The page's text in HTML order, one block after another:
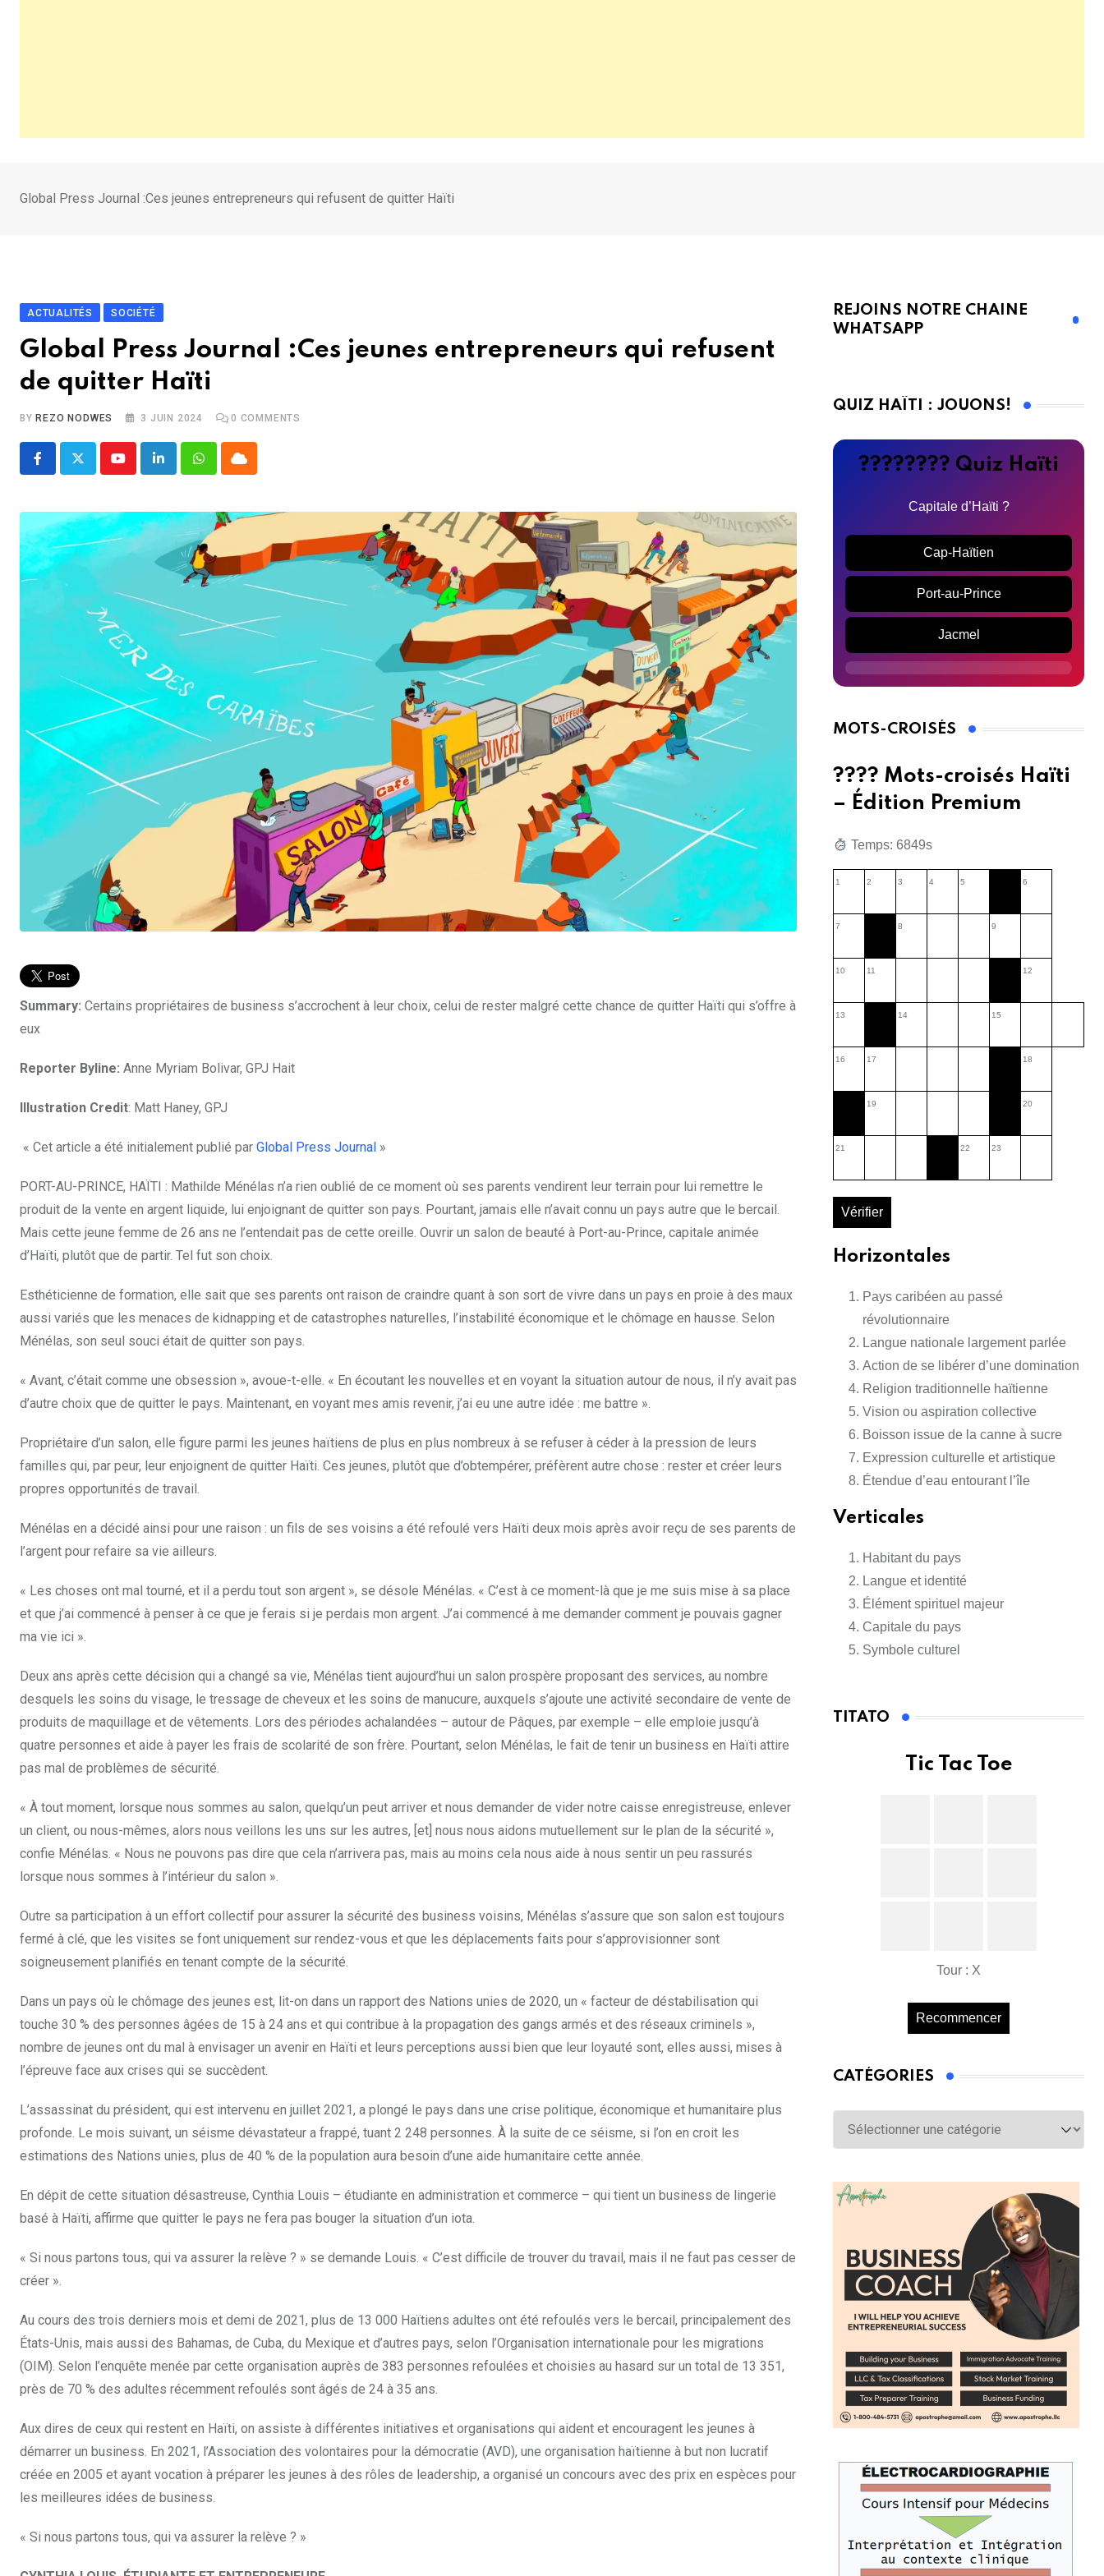
Global Press Journal :Ces jeunes entrepreneurs qui refusent de quitter Haïti
ACTUALITÉS SOCIÉTÉ
Global Press Journal :Ces jeunes entrepreneurs qui refusent
de quitter Haïti
BY REZO NODWES 3 JUIN 2024 0 COMMENTS
YoutubeLinkedInWhatsappCloud
Summary: Certains propriétaires de business s’accrochent à leur choix, celui de rester malgré cette chance de quitter Haïti qui s’offre à
eux
Reporter Byline: Anne Myriam Bolivar, GPJ Hait
Illustration Credit: Matt Haney, GPJ
« Cet article a été initialement publié par Global Press Journal »
PORT-AU-PRINCE, HAÏTI : Mathilde Ménélas n’a rien oublié de ce moment où ses parents vendirent leur terrain pour lui remettre le
produit de la vente en argent liquide, lui enjoignant de quitter son pays. Pourtant, jamais elle n’avait connu un pays autre que le bercail.
Mais cette jeune femme de 26 ans ne l’entendait pas de cette oreille. Ouvrir un salon de beauté à Port-au-Prince, capitale animée
d’Haïti, plutôt que de partir. Tel fut son choix.
Esthéticienne de formation, elle sait que ses parents ont raison de craindre quant à son sort de vivre dans un pays en proie à des maux
aussi variés que les menaces de kidnapping et de catastrophes naturelles, l’instabilité économique et le chômage en hausse. Selon
Ménélas, son seul souci était de quitter son pays.
« Avant, c’était comme une obsession », avoue-t-elle. « En écoutant les nouvelles et en voyant la situation autour de nous, il n’y avait pas
d’autre choix que de quitter le pays. Maintenant, en voyant mes amis revenir, j’ai eu une autre idée : me battre ».
Propriétaire d’un salon, elle figure parmi les jeunes haïtiens de plus en plus nombreux à se refuser à céder à la pression de leurs
familles qui, par peur, leur enjoignent de quitter Haïti. Ces jeunes, plutôt que d’obtempérer, préfèrent autre chose : rester et créer leurs
propres opportunités de travail.
Ménélas en a décidé ainsi pour une raison : un fils de ses voisins a été refoulé vers Haïti deux mois après avoir reçu de ses parents de
l’argent pour refaire sa vie ailleurs.
« Les choses ont mal tourné, et il a perdu tout son argent », se désole Ménélas. « C’est à ce moment-là que je me suis mise à sa place
et que j’ai commencé à penser à ce que je ferais si je perdais mon argent. J’ai commencé à me demander comment je pouvais gagner
ma vie ici ».
Deux ans après cette décision qui a changé sa vie, Ménélas tient aujourd’hui un salon prospère proposant des services, au nombre
desquels les soins du visage, le tressage de cheveux et les soins de manucure, auxquels s’ajoute une activité secondaire de vente de
produits de maquillage et de vêtements. Lors des périodes achalandées – autour de Pâques, par exemple – elle emploie jusqu’à
quatre personnes et aide à payer les frais de scolarité de son frère. Pourtant, selon Ménélas, le fait de tenir un business en Haïti attire
pas mal de problèmes de sécurité.
« À tout moment, lorsque nous sommes au salon, quelqu’un peut arriver et nous demander de vider notre caisse enregistreuse, enlever
un client, ou nous-mêmes, alors nous veillons les uns sur les autres, [et] nous nous aidons mutuellement sur le plan de la sécurité »,
confie Ménélas. « Nous ne pouvons pas dire que cela n’arrivera pas, mais au moins cela nous aide à nous sentir un peu rassurés
lorsque nous sommes à l’intérieur du salon ».
Outre sa participation à un effort collectif pour assurer la sécurité des business voisins, Ménélas s’assure que son salon est toujours
fermé à clé, que les visites se font uniquement sur rendez-vous et que les déplacements faits pour s’approvisionner sont
soigneusement planifiés en tenant compte de la sécurité.
Dans un pays où le chômage des jeunes est, lit-on dans un rapport des Nations unies de 2020, un « facteur de déstabilisation qui
touche 30 % des personnes âgées de 15 à 24 ans et qui contribue à la propagation des gangs armés et des réseaux criminels »,
nombre de jeunes ont du mal à envisager un avenir en Haïti et leurs perceptions aussi bien que leur loyauté sont, elles aussi, mises à
l’épreuve face aux crises qui se succèdent.
L’assassinat du président, qui est intervenu en juillet 2021, a plongé le pays dans une crise politique, économique et humanitaire plus
profonde. Le mois suivant, un séisme dévastateur a frappé, tuant 2 248 personnes. À la suite de ce séisme, si l’on en croit les
estimations des Nations unies, plus de 40 % de la population aura besoin d’une aide humanitaire cette année.
En dépit de cette situation désastreuse, Cynthia Louis – étudiante en administration et commerce – qui tient un business de lingerie
basé à Haïti, affirme que quitter le pays ne fera pas bouger la situation d’un iota.
« Si nous partons tous, qui va assurer la relève ? » se demande Louis. « C’est difficile de trouver du travail, mais il ne faut pas cesser de
créer ».
Au cours des trois derniers mois et demi de 2021, plus de 13 000 Haïtiens adultes ont été refoulés vers le bercail, principalement des
États-Unis, mais aussi des Bahamas, de Cuba, du Mexique et d’autres pays, selon l’Organisation internationale pour les migrations
(OIM). Selon l’enquête menée par cette organisation auprès de 383 personnes refoulées et choisies au hasard sur un total de 13 351,
près de 70 % des adultes récemment refoulés sont âgés de 24 à 35 ans.
Aux dires de ceux qui restent en Haïti, on assiste à différentes initiatives et organisations qui aident et encouragent les jeunes à
démarrer un business. En 2021, l’Association des volontaires pour la démocratie (AVD), une organisation haïtienne à but non lucratif
créée en 2005 et ayant vocation à préparer les jeunes à des rôles de leadership, a organisé un concours avec des prix en espèces pour
les meilleures idées de business.
« Si nous partons tous, qui va assurer la relève ? »
REJOINS NOTRE CHAINE
WHATSAPP
QUIZ HAÏTI : JOUONS!
???????? Quiz Haïti
Capitale d’Haïti ?
Cap-Haïtien
Port-au-Prince
Jacmel
MOTS-CROISÉS
???? Mots-croisés Haïti
– Édition Premium
Temps: 3451s
1 2 3 4 5 6
7 8 9
10 11 12
13 14 15
16 17 18
19 20
21 22 23
Vérifier
Horizontales
Pays caribéen au passé
révolutionnaire
Langue nationale largement parlée
Action de se libérer d’une domination
Religion traditionnelle haïtienne
Vision ou aspiration collective
Boisson issue de la canne à sucre
Expression culturelle et artistique
Étendue d’eau entourant l’île
Verticales
Habitant du pays
Langue et identité
Élément spirituel majeur
Capitale du pays
Symbole culturel
TITATO
Tic Tac Toe
Tour : X
Recommencer
CATÉGORIES
Catégories